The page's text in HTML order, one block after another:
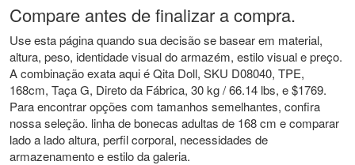
Compare antes de finalizar a compra.
Use esta página quando sua decisão se basear em material,
altura, peso, identidade visual do armazém, estilo visual e preço.
A combinação exata aqui é Qita Doll, SKU D08040, TPE,
168cm, Taça G, Direto da Fábrica, 30 kg / 66.14 lbs, e $1769.
Para encontrar opções com tamanhos semelhantes, confira
nossa seleção. linha de bonecas adultas de 168 cm e comparar
lado a lado altura, perfil corporal, necessidades de
armazenamento e estilo da galeria.